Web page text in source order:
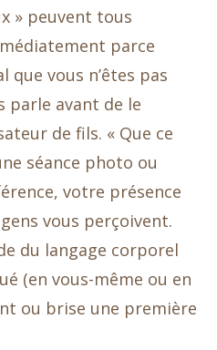
» peuvent tous
parce
que vous n’êtes pas
parle avant de le
de fils. « Que ce
séance photo ou
votre présence
vous perçoivent.
du langage corporel
(en vous-même ou en
ou brise une première